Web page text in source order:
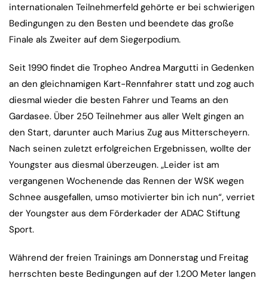
internationalen Teilnehmerfeld gehörte er bei schwierigen
Bedingungen zu den Besten und beendete das große
Finale als Zweiter auf dem Siegerpodium.
Seit 1990 findet die Tropheo Andrea Margutti in Gedenken
an den gleichnamigen Kart-Rennfahrer statt und zog auch
diesmal wieder die besten Fahrer und Teams an den
Gardasee. Über 250 Teilnehmer aus aller Welt gingen an
den Start, darunter auch Marius Zug aus Mitterscheyern.
Nach seinen zuletzt erfolgreichen Ergebnissen, wollte der
Youngster aus diesmal überzeugen. „Leider ist am
vergangenen Wochenende das Rennen der WSK wegen
Schnee ausgefallen, umso motivierter bin ich nun“, verriet
der Youngster aus dem Förderkader der ADAC Stiftung
Sport.
Während der freien Trainings am Donnerstag und Freitag
herrschten beste Bedingungen auf der 1.200 Meter langen